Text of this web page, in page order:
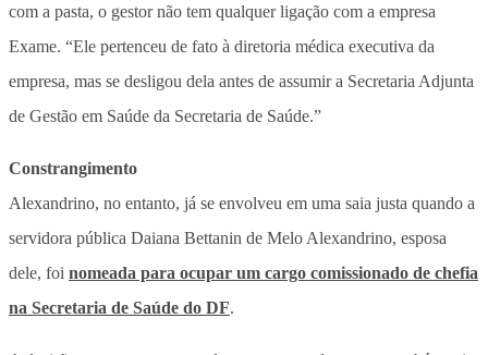
com a pasta, o gestor não tem qualquer ligação com a empresa
Exame. “Ele pertenceu de fato à diretoria médica executiva da
empresa, mas se desligou dela antes de assumir a Secretaria Adjunta
de Gestão em Saúde da Secretaria de Saúde.”
Constrangimento
Alexandrino, no entanto, já se envolveu em uma saia justa quando a
servidora pública Daiana Bettanin de Melo Alexandrino, esposa
dele, foi nomeada para ocupar um cargo comissionado de chefia
na Secretaria de Saúde do DF.